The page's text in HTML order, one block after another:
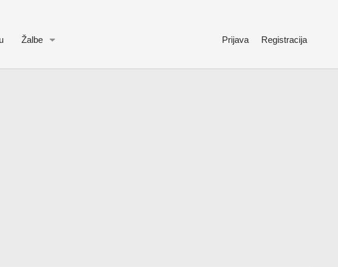
Žalbe Prijava Registracija